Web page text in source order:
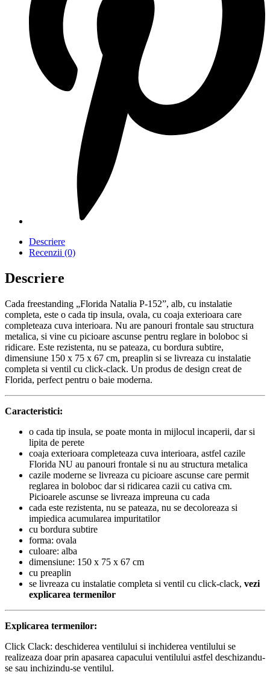
Descriere
Recenzii (0)
Descriere
Cada freestanding „Florida Natalia P-152”, alb, cu instalatie
completa, este o cada tip insula, ovala, cu coaja exterioara care
completeaza cuva interioara. Nu are panouri frontale sau structura
metalica, si vine cu picioare ascunse pentru reglare in boloboc si
ridicare. Este rezistenta, nu se pateaza, cu bordura subtire,
dimensiune 150 x 75 x 67 cm, preaplin si se livreaza cu instalatie
completa si ventil cu click-clack. Un produs de design creat de
Florida, perfect pentru o baie moderna.
Caracteristici:
o cada tip insula, se poate monta in mijlocul incaperii, dar si
lipita de perete
coaja exterioara completeaza cuva interioara, astfel cazile
Florida NU au panouri frontale si nu au structura metalica
cazile moderne se livreaza cu picioare ascunse care permit
reglarea in boloboc dar si ridicarea cazii cu cativa cm.
Picioarele ascunse se livreaza impreuna cu cada
cada este rezistenta, nu se pateaza, nu se decoloreaza si
impiedica acumularea impuritatilor
cu bordura subtire
forma: ovala
culoare: alba
dimensiune: 150 x 75 x 67 cm
cu preaplin
se livreaza cu instalatie completa si ventil cu click-clack, vezi
explicarea termenilor
Explicarea termenilor:
Click Clack: deschiderea ventilului si inchiderea ventilului se
realizeaza doar prin apasarea capacului ventilului astfel deschizandu-
se sau inchizindu-se ventilul.